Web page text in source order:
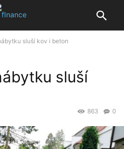
sluší kov i beton
sluší
0
863